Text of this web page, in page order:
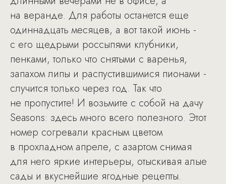
на веранде. Для работы останется еще
одиннадцать месяцев, а вот такой июнь -
с его щедрыми россыпями клубники,
пенками, только что снятыми с варенья,
запахом липы и распустившимися пионами -
случится только через год. Так что
не пропустите! И возьмите с собой на дачу
Seasons: здесь много всего полезного. Этот
номер согревали красным цветом
в прохладном апреле, с азартом снимая
для него яркие интерьеры, отыскивая алые
сады и вкуснейшие ягодные рецепты.